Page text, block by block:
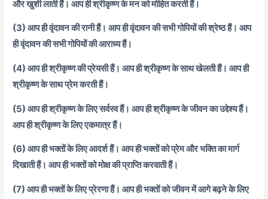
और खुशी लाती हैं। आप ही श्रीकृष्ण के मन को मोहित करती हैं।
(3) आप ही वृंदावन की रानी हैं। आप ही वृंदावन की सभी गोपियों की श्रेष्ठ हैं। आप
ही वृंदावन की सभी गोपियों की आराध्य हैं।
(4) आप ही श्रीकृष्ण की प्रेयसी हैं। आप ही श्रीकृष्ण के साथ खेलती हैं। आप ही
श्रीकृष्ण के साथ प्रेम करती हैं।
(5) आप ही श्रीकृष्ण के लिए सर्वस्व हैं। आप ही श्रीकृष्ण के जीवन का उद्देश्य हैं।
आप ही श्रीकृष्ण के लिए एकमात्र हैं।
(6) आप ही भक्तों के लिए आदर्श हैं। आप ही भक्तों को प्रेम और भक्ति का मार्ग
दिखाती हैं। आप ही भक्तों को मोक्ष की प्राप्ति करवाती हैं।
(7) आप ही भक्तों के लिए प्रेरणा हैं। आप ही भक्तों को जीवन में आगे बढ़ने के लिए